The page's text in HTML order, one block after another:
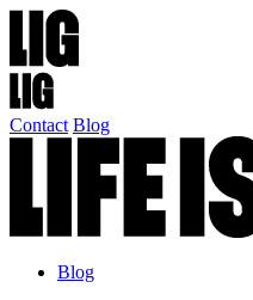
Contact Blog
Blog